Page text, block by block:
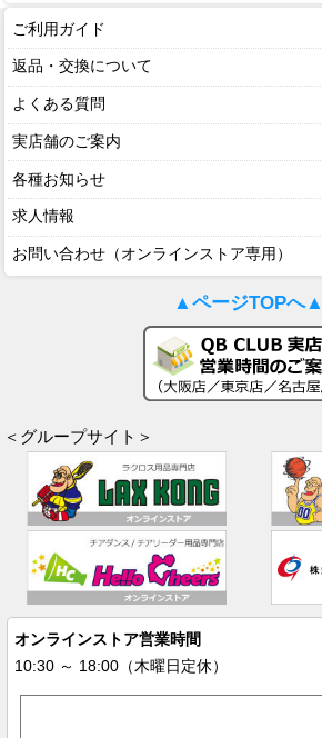
ご利用ガイド
返品・交換について
よくある質問
実店舗のご案内
各種お知らせ
求人情報
お問い合わせ（オンラインストア専用）
▲ページTOPへ▲
＜グループサイト＞
オンラインストア営業時間
10:30 ～ 18:00（木曜日定休）